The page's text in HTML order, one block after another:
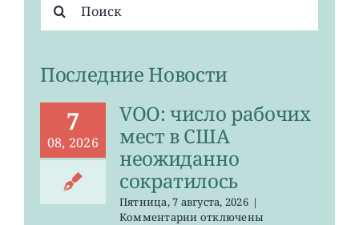
поиска:
Последние Новости
7
08, 2026
VOO: число рабочих
мест в США
неожиданно
сократилось
Пятница, 7 августа, 2026 |
Комментариикотключены